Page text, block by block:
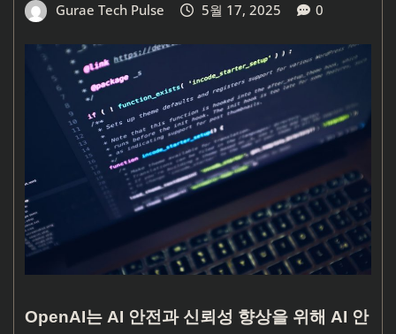
Gurae Tech Pulse 5월 17, 2025 0
OpenAI는 AI 안전과 신뢰성 향상을 위해 AI 안